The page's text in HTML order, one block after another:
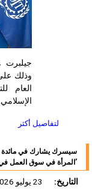
جيلبرت
وذلك على
العام
الإسلامي.
لتفاصيل أكثر
سيسرك يشارك في مائدة
’المرأة في سوق العمل في
التاريخ: